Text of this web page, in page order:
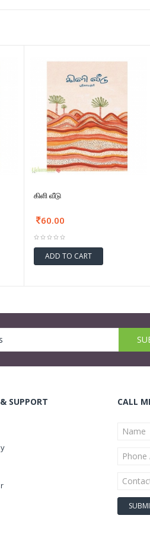
கிளி வீடு
60.00
ADD TO CART
SUPPORT CALL